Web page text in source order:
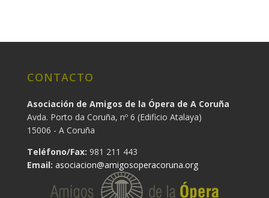
CONTACTO
Asociación de Amigos de la Ópera de A Coruña
Avda. Porto da Coruña, nº 6 (Edificio Atalaya)
15006 - A Coruña
Teléfono/Fax: 981 211 443
Email: asociacion@amigosoperacoruna.org